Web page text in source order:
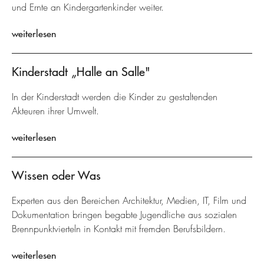
und Ernte an Kindergartenkinder weiter.
weiterlesen
Kinderstadt „Halle an Salle"
In der Kinderstadt werden die Kinder zu gestaltenden
Akteuren ihrer Umwelt.
weiterlesen
Wissen oder Was
Experten aus den Bereichen Architektur, Medien, IT, Film und
Dokumentation bringen begabte Jugendliche aus sozialen
Brennpunktvierteln in Kontakt mit fremden Berufsbildern.
weiterlesen